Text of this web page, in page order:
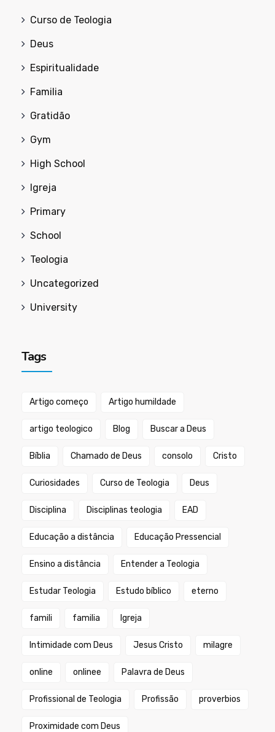
Curso de Teologia
Deus
Espiritualidade
Familia
Gratidão
Gym
High School
Igreja
Primary
School
Teologia
Uncategorized
University
Tags
Artigo começo Artigo humildade
artigo teologico Blog Buscar a Deus
Bíblia Chamado de Deus consolo Cristo
Curiosidades Curso de Teologia Deus
Disciplina Disciplinas teologia EAD
Educação a distância Educação Pressencial
Ensino a distância Entender a Teologia
Estudar Teologia Estudo bíblico eterno
famili familia Igreja
Intimidade com Deus Jesus Cristo milagre
online onlinee Palavra de Deus
Profissional de Teologia Profissão proverbios
Proximidade com Deus